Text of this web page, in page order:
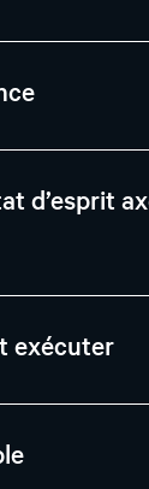
d’esprit
exécuter